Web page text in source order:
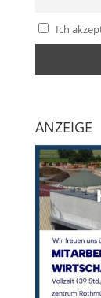
Ich
ANZEIGE